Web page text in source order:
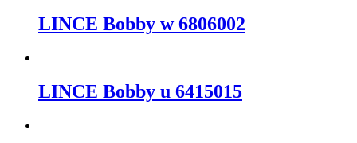
LΙΝCΕ Bobby w 6806002
LΙΝCΕ Bobby u 6415015